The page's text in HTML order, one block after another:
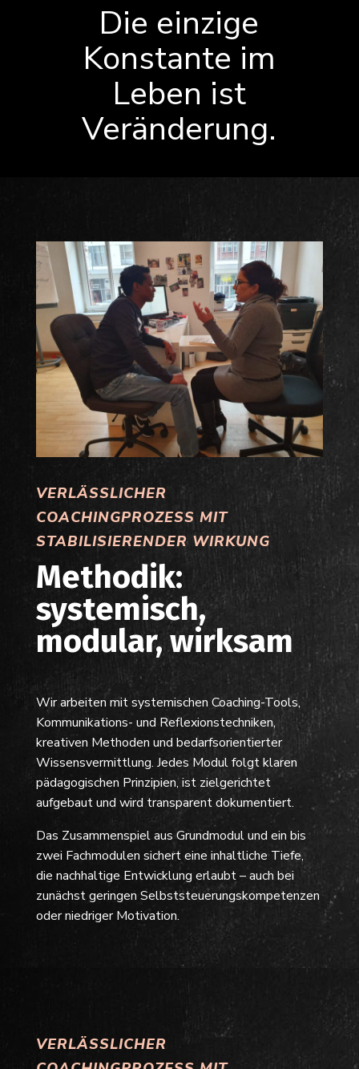
Die einzige
Konstante im
Leben ist
Veränderung.
VERLÄSSLICHER
COACHINGPROZESS MIT
STABILISIERENDER WIRKUNG
Methodik:
systemisch,
modular, wirksam
Wir arbeiten mit systemischen Coaching-Tools,
Kommunikations- und Reflexionstechniken,
kreativen Methoden und bedarfsorientierter
Wissensvermittlung. Jedes Modul folgt klaren
pädagogischen Prinzipien, ist zielgerichtet
aufgebaut und wird transparent dokumentiert.
Das Zusammenspiel aus Grundmodul und ein bis
zwei Fachmodulen sichert eine inhaltliche Tiefe,
die nachhaltige Entwicklung erlaubt – auch bei
zunächst geringen Selbststeuerungskompetenzen
oder niedriger Motivation.
VERLÄSSLICHER